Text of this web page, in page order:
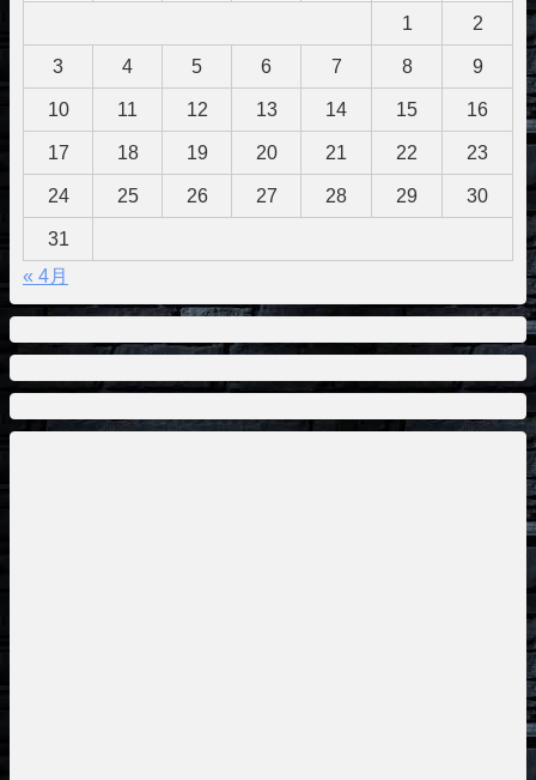
1 2
3 4 5 6 7 8 9
10 11 12 13 14 15 16
17 18 19 20 21 22 23
24 25 26 27 28 29 30
31
« 4月